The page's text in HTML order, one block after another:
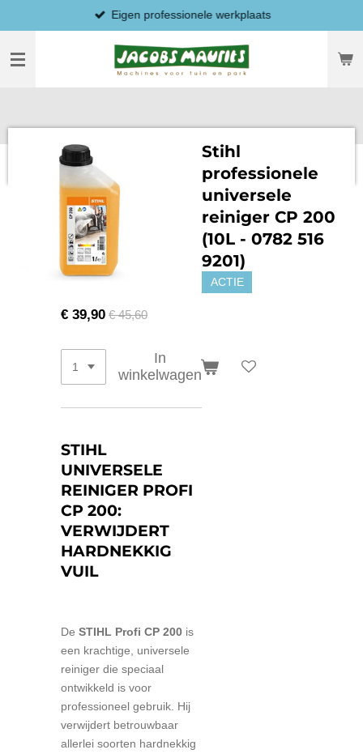
direct
naar
hoofdinhoud
Eigen professionele werkplaats
Stihl
professionele
universele
reiniger CP 200
(10L - 0782 516
9201)
ACTIE
€ 39,90 € 45,60
In
winkelwagen
STIHL
UNIVERSELE
REINIGER PROFI
CP 200:
VERWIJDERT
HARDNEKKIG
VUIL
De STIHL Profi CP 200 is
een krachtige, universele
reiniger die speciaal
ontwikkeld is voor
professioneel gebruik. Hij
verwijdert betrouwbaar
allerlei soorten hardnekkig